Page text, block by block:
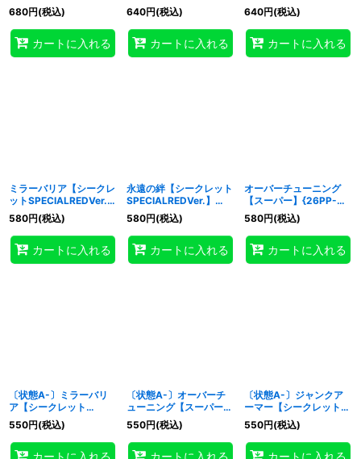
JP008}《モンスター》
680円(税込)
カートに入れる
SPECIALREDVer.】
{26PP-JP007}《モンス
ター》
640円(税込)
カートに入れる
{26PP-JP008}《モン
スター》
640円(税込)
カートに入れる
ミラーバリア【シークレ
ットSPECIALREDVer.】
{26PP-JP003}《罠》
580円(税込)
カートに入れる
永遠の絆【シークレット
SPECIALREDVer.】
{26PP-JP013}《魔法》
580円(税込)
カートに入れる
オーバーチューニング
【スーパー】{26PP-
JP009}《魔法》
580円(税込)
カートに入れる
〔状態A-〕ミラーバリ
ア【シークレット
SPECIALREDVer.】
{26PP-JP003}《罠》
550円(税込)
カートに入れる
〔状態A-〕オーバーチ
ューニング【スーパー】
{26PP-JP009}《魔
法》
550円(税込)
カートに入れる
〔状態A-〕ジャンクア
ーマー【シークレット】
{26PP-JP007}《モンス
ター》
550円(税込)
カートに入れる